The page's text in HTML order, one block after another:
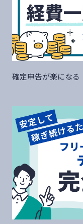
確定申告が楽になる